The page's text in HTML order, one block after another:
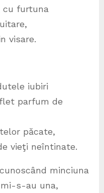
cu furtuna
visare.
iubiri
parfum de
păcate,
vieţi neîntinate.
minciuna
s-au una,